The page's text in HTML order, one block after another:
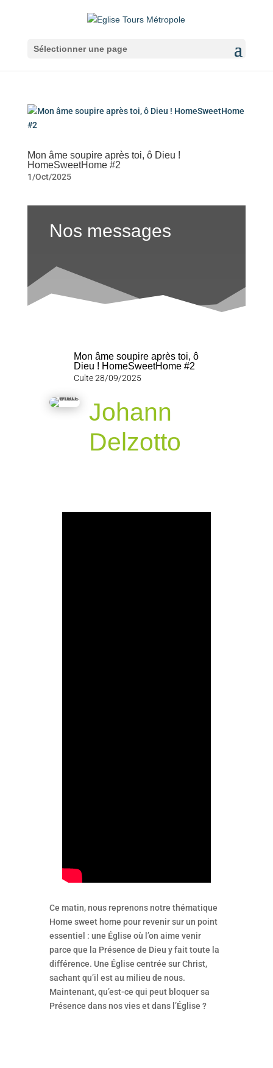
Sélectionner une page
Mon âme soupire après toi, ô Dieu !
HomeSweetHome #2
1/Oct/2025
Nos messages
Mon âme soupire après toi, ô
Dieu ! HomeSweetHome #2
Culte 28/09/2025
Johann
Delzotto
Ce matin, nous reprenons notre thématique
Home sweet home pour revenir sur un point
essentiel : une Église où l’on aime venir
parce que la Présence de Dieu y fait toute la
différence. Une Église centrée sur Christ,
sachant qu’il est au milieu de nous.
Maintenant, qu’est-ce qui peut bloquer sa
Présence dans nos vies et dans l’Église ?